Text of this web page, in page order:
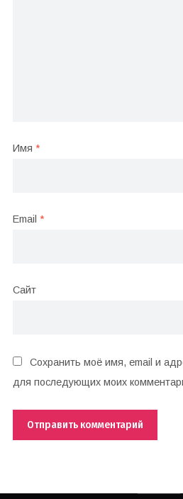
Имя *
Email *
Сайт
Сохранить моё имя, email и
для последующих моих